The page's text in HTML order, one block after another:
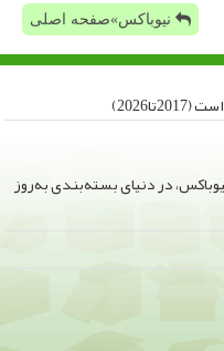
نیوباکس»صفحه اصلی
در دنیای بسته‌بندی به‌روز